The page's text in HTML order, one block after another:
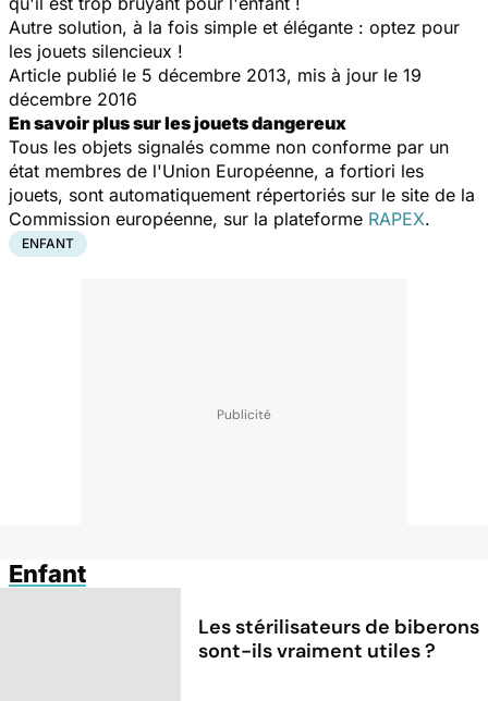
Autre solution, à la fois simple et élégante : optez pour
les jouets silencieux !
Article publié le 5 décembre 2013, mis à jour le 19
décembre 2016
En savoir plus sur les jouets dangereux
Tous les objets signalés comme non conforme par un
état membres de l'Union Européenne, a fortiori les
jouets, sont automatiquement répertoriés sur le site de la
Commission européenne, sur la plateforme RAPEX.
ENFANT
Enfant
Les stérilisateurs de biberons
sont-ils vraiment utiles ?